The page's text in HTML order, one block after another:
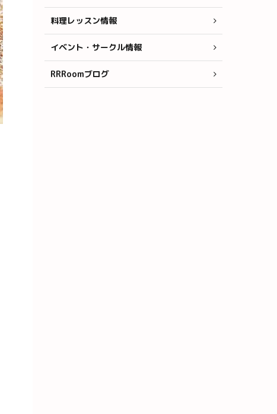
料理レッスン情報
イベント・サークル情報
RRRoomブログ